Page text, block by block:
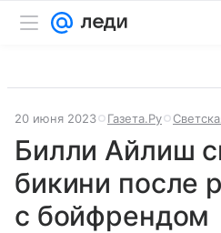
20 июня 2023 Газета.Ру
Билли Айлиш
бикини после
с бойфрендом